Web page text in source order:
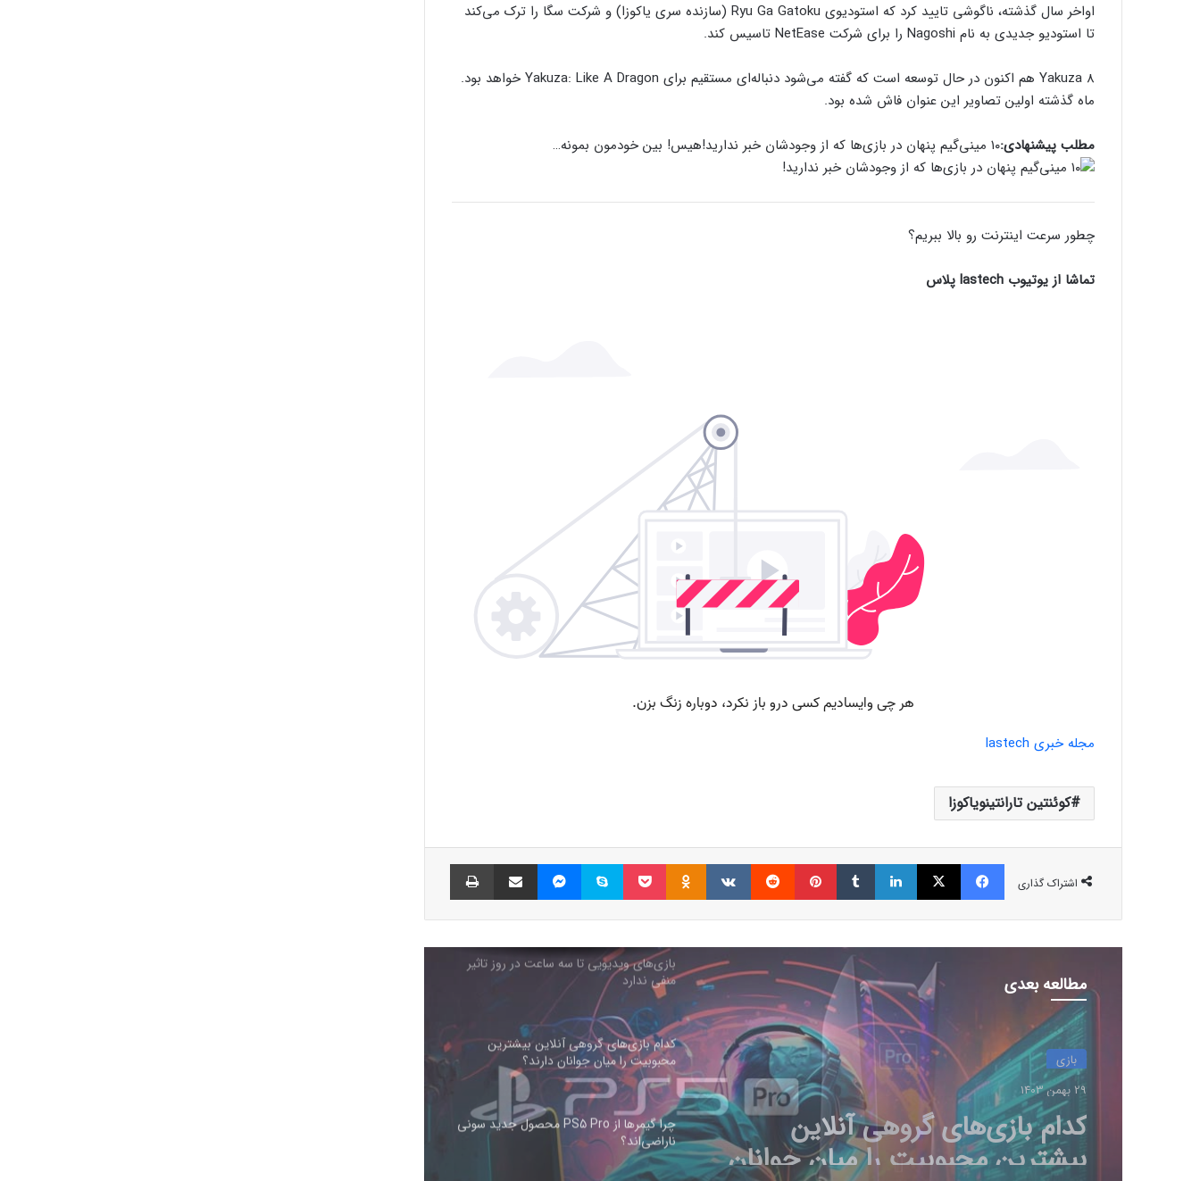
اواخر سال گذشته، ناگوشی تایید کرد که استودیوی Ryu Ga Gatoku (سازنده سری یاکوزا) و شرکت سگا را ترک می‌کند
تا استودیو جدیدی به نام Nagoshi را برای شرکت NetEase تاسیس کند.
Yakuza 8 هم اکنون در حال توسعه است که گفته می‌شود دنباله‌ای مستقیم برای Yakuza: Like A Dragon خواهد بود.
ماه گذشته اولین تصاویر این عنوان فاش شده بود.
مطلب پیشنهادی:۱۰ مینی‌گیم پنهان در بازی‌ها که از وجودشان خبر ندارید! هیس! بین خودمون بمونه…
چطور سرعت اینترنت رو بالا ببریم؟
تماشا از یوتیوب lastech پلاس
مجله خبری lastech
کوئنتین تارانتینویاکوزا
اشتراک گذاری
فیسبوک ایکس لینکداین تامبلر پینتریست Reddit
VKontakte
Odnoklassniki پاکت اسکایپ مسنجر اشتراک گذاری با ایمیل
مطالعه بعدی
بازی
29 بهمن 1403
چرا گیمرها از PS5 Pro محصول
جدید سونی ناراضی‌اند؟
بین کنسول‌ها دارد!
اینفوگرافیک: در سال ۲۰۲۵ منتظر این
بازی‌های ویدئویی جذاب باشید
گسترده‌ای شد
منفی ندارد
کدام بازی‌های گروهی آنلاین بیشترین
محبوبیت را میان جوانان دارند؟
چرا گیمرها از PS5 Pro محصول جدید سونی
ناراضی‌اند؟
راه‌حل مشکلات حوزه گیمینگ